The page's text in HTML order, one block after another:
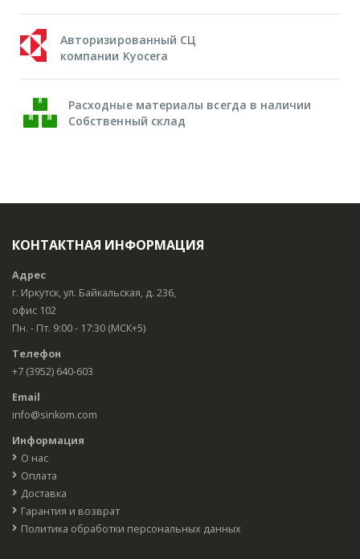
Авторизированный СЦ
компании Kyocera
Расходные материалы всегда в наличии
Собственный склад
КОНТАКТНАЯ ИНФОРМАЦИЯ
Адрес
г. Иркутск, ул. Байкальская, д. 236,
офис 102
Пн. - Пт. 9:00 - 17:30 (МСК+5)
Телефон
+7 (3952) 640-603
Email
info@sinkom.com
Информация
О нас
Оплата
Доставка
Гарантия и возврат
Политика обработки персональных данных